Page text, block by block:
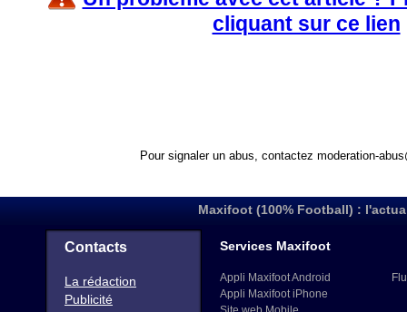
cliquant sur ce lien
Pour signaler un abus, contactez moderation-
Maxifoot (100% Football) :
Contacts
La rédaction
Publicité
Services Maxifoot
Appli Maxifoot Android
Appli Maxifoot iPhone